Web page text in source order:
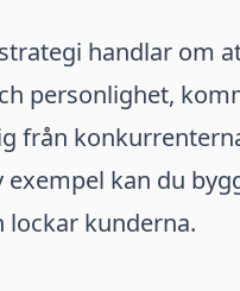
handlar om
personlighet,
från
kan du
kunderna.